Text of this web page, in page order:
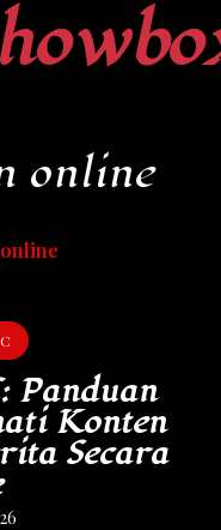
online
Panduan
Konten
Secara